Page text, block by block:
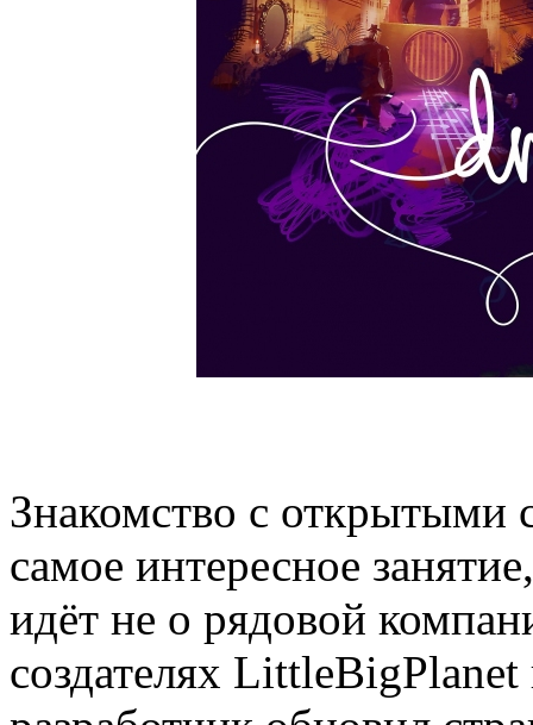
Знакомство с открытыми
самое интересное
идёт не о рядовой
создателях